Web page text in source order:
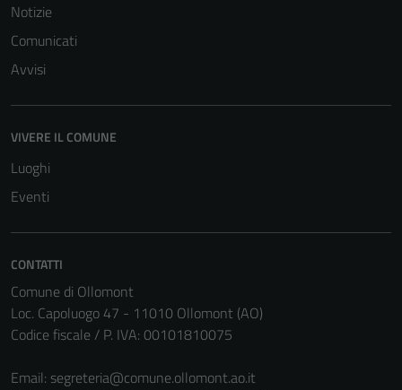
Notizie
Comunicati
Avvisi
VIVERE IL COMUNE
Luoghi
Eventi
CONTATTI
Comune di Ollomont
Loc. Capoluogo 47 - 11010 Ollomont (AO)
Codice fiscale / P. IVA: 00101810075
Email: segreteria@comune.ollomont.ao.it